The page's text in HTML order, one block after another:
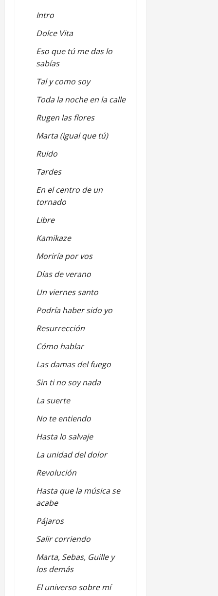
Intro
Dolce Vita
Eso que tú me das lo
sabías
Tal y como soy
Toda la noche en la calle
Rugen las flores
Marta (igual que tú)
Ruido
Tardes
En el centro de un
tornado
Libre
Kamikaze
Moriría por vos
Días de verano
Un viernes santo
Podría haber sido yo
Resurrección
Cómo hablar
Las damas del fuego
Sin ti no soy nada
La suerte
No te entiendo
Hasta lo salvaje
La unidad del dolor
Revolución
Hasta que la música se
acabe
Pájaros
Salir corriendo
Marta, Sebas, Guille y
los demás
El universo sobre mí